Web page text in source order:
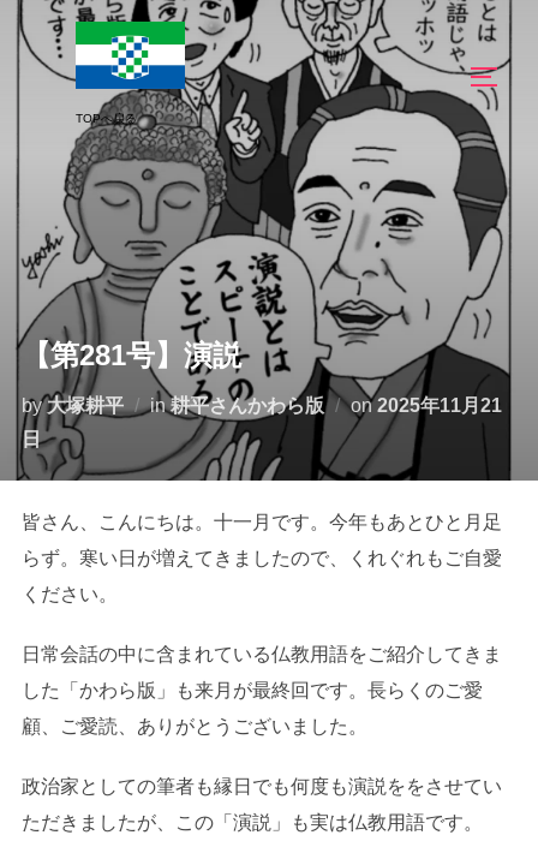
コ
【第281号】演説
by大塚耕平 in耕平さんかわら版 on投
稿
日:
2025年11月21
日
皆さん、こんにちは。十一月です。今年もあとひと月足
らず。寒い日が増えてきましたので、くれぐれもご自愛
ください。
日常会話の中に含まれている仏教用語をご紹介してきま
した「かわら版」も来月が最終回です。長らくのご愛
顧、ご愛読、ありがとうございました。
政治家としての筆者も縁日でも何度も演説ををさせてい
ただきましたが、この「演説」も実は仏教用語です。